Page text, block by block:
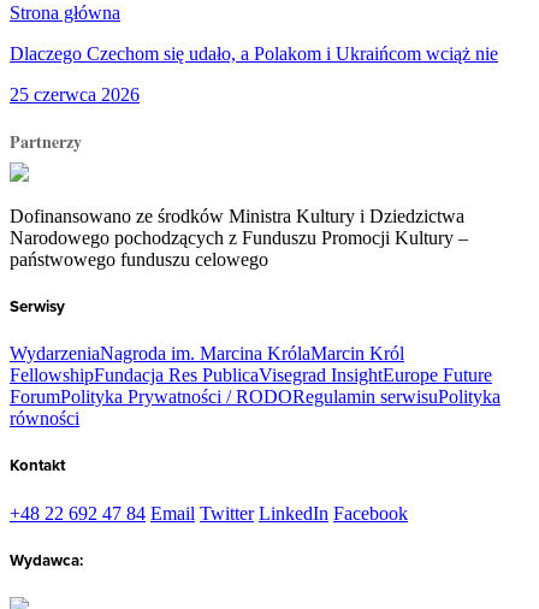
Strona główna
Dlaczego Czechom się udało, a Polakom i Ukraińcom wciąż nie
25 czerwca 2026
Partnerzy
Dofinansowano ze środków Ministra Kultury i Dziedzictwa
Narodowego pochodzących z Funduszu Promocji Kultury –
państwowego funduszu celowego
Serwisy
WydarzeniaNagroda im. Marcina KrólaMarcin Król
FellowshipFundacja Res PublicaVisegrad InsightEurope Future
ForumPolityka Prywatności / RODORegulamin serwisuPolityka
równości
Kontakt
+48 22 692 47 84 Email Twitter LinkedIn Facebook
Wydawca: